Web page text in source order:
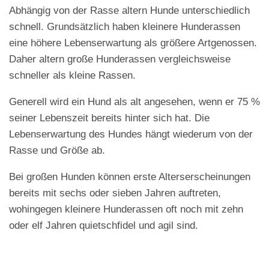
Abhängig von der Rasse altern Hunde unterschiedlich
schnell. Grundsätzlich haben kleinere Hunderassen
eine höhere Lebenserwartung als größere Artgenossen.
Daher altern große Hunderassen vergleichsweise
schneller als kleine Rassen.
Generell wird ein Hund als alt angesehen, wenn er 75 %
seiner Lebenszeit bereits hinter sich hat. Die
Lebenserwartung des Hundes hängt wiederum von der
Rasse und Größe ab.
Bei großen Hunden können erste Alterserscheinungen
bereits mit sechs oder sieben Jahren auftreten,
wohingegen kleinere Hunderassen oft noch mit zehn
oder elf Jahren quietschfidel und agil sind.